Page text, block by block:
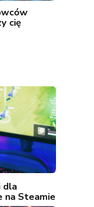
cię
dla
na Steamie